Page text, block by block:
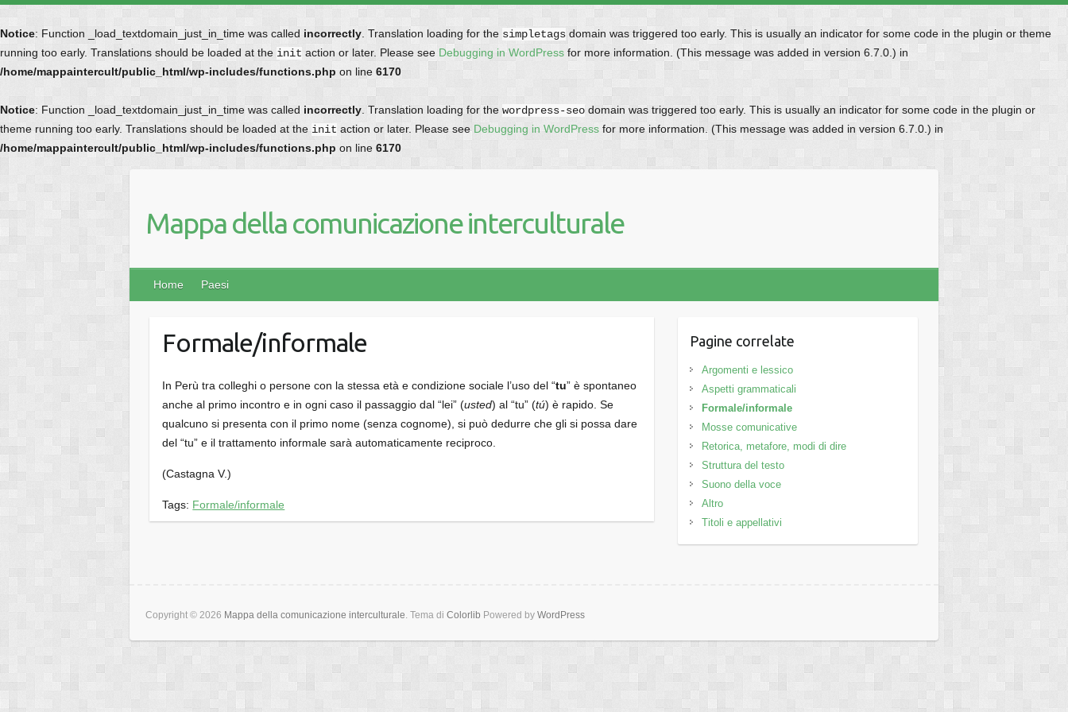
Notice: Function _load_textdomain_just_in_time was called incorrectly . Translation loading for the simpletags domain was triggered too early. This is usually an indicator for some code in the plugin or theme
running too early. Translations should be loaded at the init action or later. Please see Debugging in WordPress for more information. (This message was added in version 6.7.0.) in
/home/mappaintercult/public_html/wp-includes/functions.php on line 6170
Notice: Function _load_textdomain_just_in_time was called incorrectly . Translation loading for the wordpress-seo domain was triggered too early. This is usually an indicator for some code in the plugin or
theme running too early. Translations should be loaded at the init action or later. Please seeDebugging in WordPress for more information. (This message was added in version 6.7.0.) in
/home/mappaintercult/public_html/wp-includes/functions.php on line 6170
Mappa della comunicazione interculturale
Home Paesi
Formale/informale
In Perù tra colleghi o persone con la stessa età e condizione sociale l’uso del “tu” è spontaneo
anche al primo incontro e in ogni caso il passaggio dal “lei” (usted) al “tu” (tú) è rapido. Se
qualcuno si presenta con il primo nome (senza cognome), si può dedurre che gli si possa dare
del “tu” e il trattamento informale sarà automaticamente reciproco.
(Castagna V.)
Tags: Formale/informale
Pagine correlate
Argomenti e lessico
Aspetti grammaticali
Formale/informale
Mosse comunicative
Retorica, metafore, modi di dire
Struttura del testo
Suono della voce
Altro
Titoli e appellativi
Copyright © 2026 Mappa della comunicazione interculturale. Tema di Colorlib Powered by WordPress